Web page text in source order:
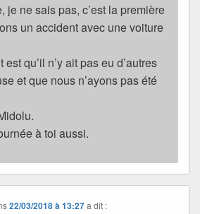
je ne sais pas, c’est la première
un accident avec une voiture
qu’il n’y ait pas eu d’autres
et que nous n’ayons pas été
à toi aussi.
22/03/2018 à 13:27 a dit :